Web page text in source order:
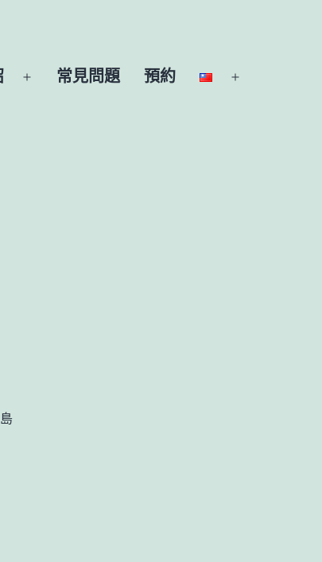
開
常見問題 預約
開